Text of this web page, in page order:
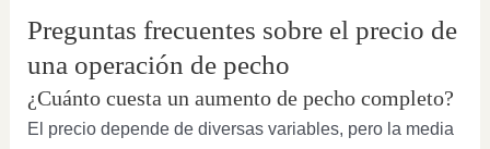
Preguntas frecuentes sobre el precio de
una operación de pecho
¿Cuánto cuesta un aumento de pecho completo?
El precio depende de diversas variables, pero la media